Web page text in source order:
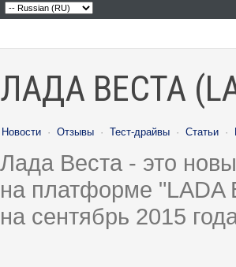
ЛАДА ВЕСТА
Новости · Отзывы · Тест-драйвы · Статьи ·
Лада Веста - это
на платформе "LADA
на сентябрь 2015